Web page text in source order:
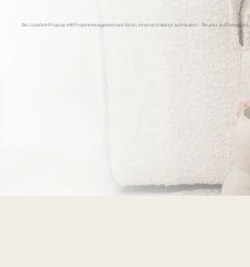
Bei JuliaRothProjects trifft Projektmanagement auf Vision, Innenarchitektur auf Intuition – Struktur auf Feingefühl.